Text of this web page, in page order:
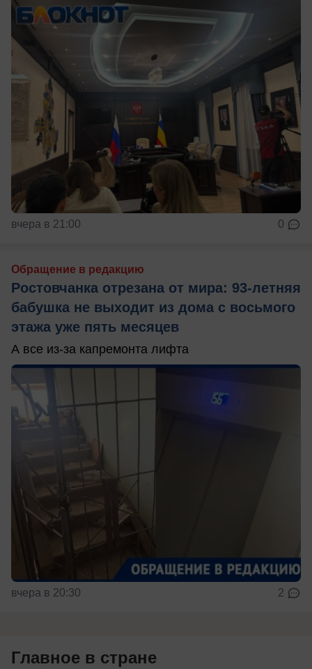
вчера в 21:00 0
Обращение в редакцию
Ростовчанка отрезана от мира: 93-летняя
бабушка не выходит из дома с восьмого
этажа уже пять месяцев
А все из-за капремонта лифта
вчера в 20:30 2
Главное в стране